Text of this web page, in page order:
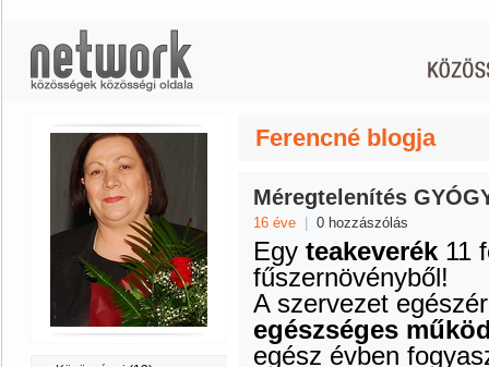
Ferencné blogja
Méregtelenítés
16 éve 0 hozzászólás
Egy teakeverék 11
fűszernövényből!
A szervezet
egészséges
egész évben